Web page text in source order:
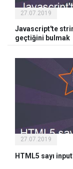
27.07.2019
Javascript'te
geçtiğini bulmak
27.07.2019
HTML5 sayı